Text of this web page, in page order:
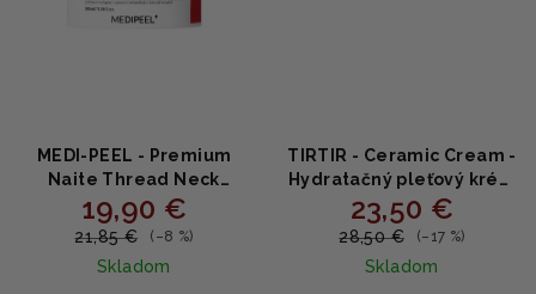
MEDI-PEEL - Premium
Naite Thread Neck
Cream 3.0 - Spevňujúci
krém na krk a dekolt s
kolagénom a peptidmi
100 ml
19,90 €
21,85 € (–8 %)
Skladom
TIRTIR - Ceramic Cream -
Hydratačný pleťový krém
s ceramidmi 50ml
23,50 €
28,50 € (–17 %)
Skladom